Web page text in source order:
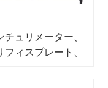
チュリメーター、
フィスプレート、